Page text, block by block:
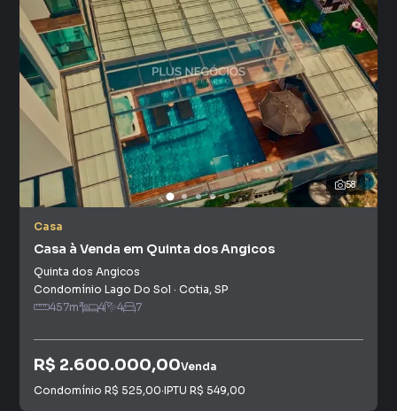
58
Casa
Casa à Venda em Quinta dos Angicos
Quinta dos Angicos
Condomínio Lago Do Sol · Cotia, SP
457m² 4 4 7
R$ 2.600.000,00Venda
Condomínio R$ 525,00·IPTU R$ 549,00